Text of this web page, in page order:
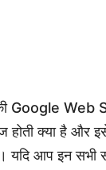
Google
होती क्या है और
आप इन सभी